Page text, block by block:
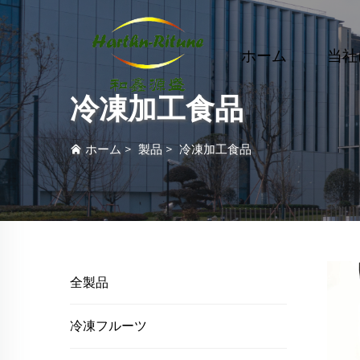
ホーム 当
冷凍加工食品
ホーム > 製品 >冷凍加工食品
全製品
冷凍フルーツ